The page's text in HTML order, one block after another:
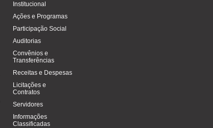
Institucional
Ações e Programas
Participação Social
Auditorias
Convênios e
Transferências
Receitas e Despesas
Licitações e
Contratos
Servidores
Informações
Classificadas